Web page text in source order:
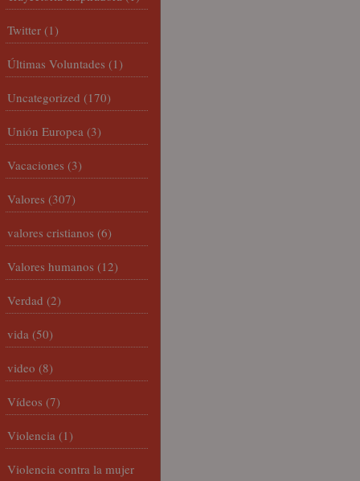
Twitter (1)
Últimas Voluntades (1)
Uncategorized (170)
Unión Europea (3)
Vacaciones (3)
Valores (307)
valores cristianos (6)
Valores humanos (12)
Verdad (2)
vida (50)
video (8)
Vídeos (7)
Violencia (1)
Violencia contra la mujer